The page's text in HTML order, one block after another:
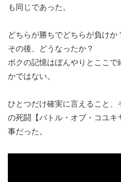
も同じであった。
どちらが勝ちでどちらが負けか
その後、どうなったか？
ボクの記憶はぼんやりとここ
かではない。
ひとつだけ確実に言えること、
の死闘【バトル・オブ・コユキ
事だった。